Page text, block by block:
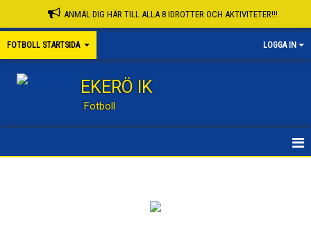
ANMÄL DIG HÄR TILL ALLA 8 IDROTTER OCH AKTIVITETER!!!
FOTBOLL STARTSIDA LOGGA IN
EKERÖ IK
Fotboll